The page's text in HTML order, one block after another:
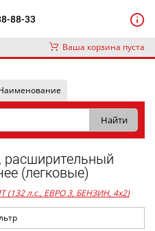
88-33
Ваша корзина пуста
расширительный
(легковые)
(132 л.с., ЕВРО 3, БЕНЗИН, 4x2)